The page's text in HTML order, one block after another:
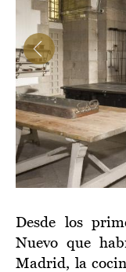
of
4
Desde los
Nuevo que
Madrid, la